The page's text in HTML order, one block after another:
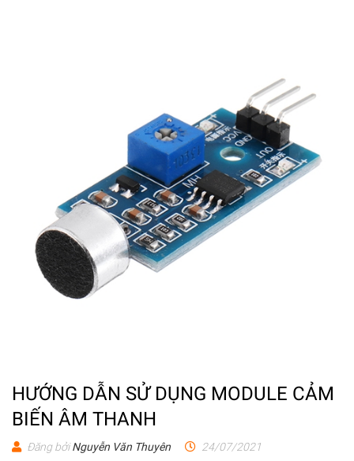
HƯỚNG DẪN SỬ DỤNG MODULE CẢM
BIẾN ÂM THANH
Đăng bởiNguyễn Văn Thuyên 24/07/2021